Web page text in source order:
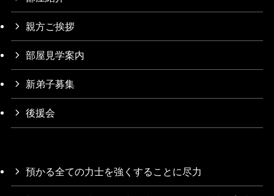
親方ご挨拶
部屋見学案内
新弟子募集
後援会
預かる全ての力士を強くすることに尽力